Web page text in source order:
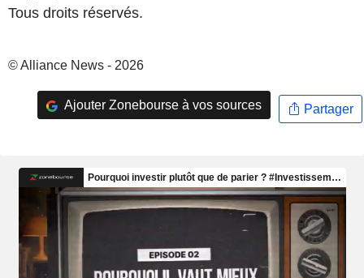
Tous droits réservés.
© Alliance News - 2026
Ajouter Zonebourse à vos sources Partager